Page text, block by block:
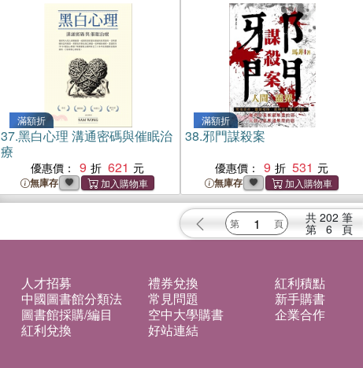
滿額折
37.黑白心理 溝通密碼與催眠治
療
優惠價： 9 621
無庫存
滿額折
38.邪門謀殺案
優惠價： 9 531
無庫存
共 202 筆
第 6 頁
人才招募 禮券兌換
紅利積點
中國圖書館分類法 常見問題
新手購書
圖書館採購/編目 空中大學購書
企業合作
紅利兌換 好站連結